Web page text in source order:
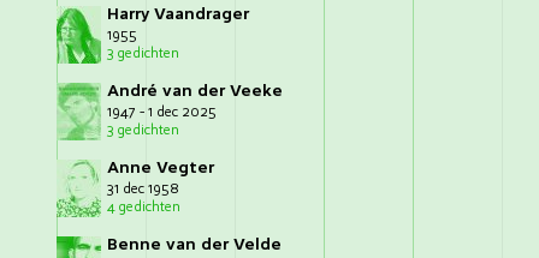
Harry Vaandrager
1955
3 gedichten
André van der Veeke
1947 - 1 dec 2025
3 gedichten
Anne Vegter
31 dec 1958
4 gedichten
Benne van der Velde